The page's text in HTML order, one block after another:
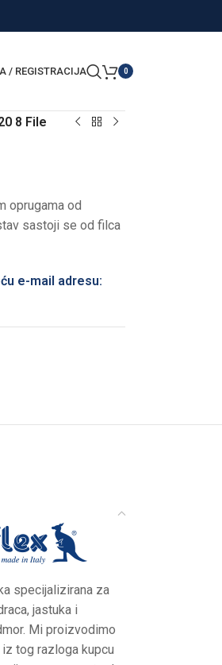
/ REGISTRACIJA 0
8 File
oprugama od
sastoji se od filca
e-mail adresu:
specijalizirana za
jastuka i
Mi proizvodimo
tog razloga kupcu